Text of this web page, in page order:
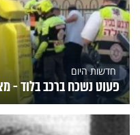
חדשות היום
פעוט נשכח ברכב בלוד -